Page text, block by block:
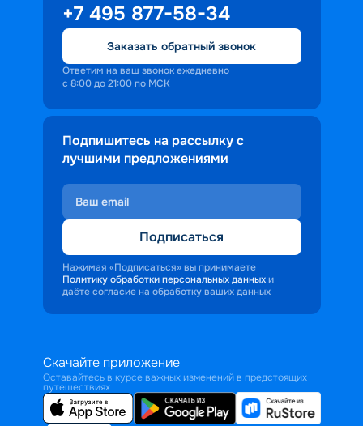
+7 495 877-58-34
Заказать обратный звонок
Ответим на ваш звонок ежедневно
с 8:00 до 21:00 по МСК
Подпишитесь на рассылку с
лучшими предложениями
Подписаться
Нажимая «Подписаться» вы принимаете
Политику обработки персональных данных и
даёте согласие на обработку ваших данных
Скачайте приложение
Оставайтесь в курсе важных изменений в предстоящих
путешествиях